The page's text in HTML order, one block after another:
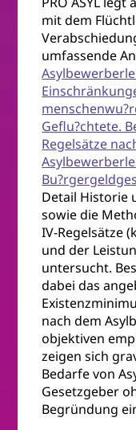
mit dem
umfassende
Geflu?chtete.
Regelsätze
Detail Historie
sowie die
IV-Regelsätze
und der
untersucht.
dabei das
nach dem
objektiven
zeigen sich
Bedarfe von
Gesetzgeber
Begründung